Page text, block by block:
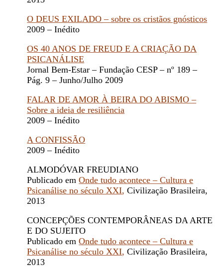
O DEUS EXILADO – sobre os cristãos gnósticos
2009 – Inédito
OS 40 ANOS DE FREUD E A CRIAÇÃO DA
PSICANÁLISE
Jornal Bem-Estar – Fundação CESP – nº 189 –
Pág. 9 – Junho/Julho 2009
FALAR DE AMOR À BEIRA DO ABISMO –
Sobre a ideia de resiliência
2009 – Inédito
A CONFISSÃO
2009 – Inédito
ALMODÓVAR FREUDIANO
Publicado emOnde tudo acontece – Cultura e
Psicanálise no século XXI, Civilização Brasileira,
2013
CONCEPÇÕES CONTEMPORÂNEAS DA ARTE
E DO SUJEITO
Publicado emOnde tudo acontece – Cultura e
Psicanálise no século XXI, Civilização Brasileira,
2013